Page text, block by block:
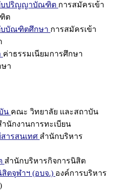
บปริญญาบัณฑิต การสมัครเข้า
ต
บบัณฑิตศึกษา การสมัครเข้า
ค่าธรรมเนียมการศึกษา
า
น คณะ วิทยาลัย และสถาบัน
ำนักงานการทะเบียน
ารสนเทศ สำนักบริหาร
สำนักบริหารกิจการนิสิต
ตจุฬาฯ (อบจ.) องค์การบริหาร